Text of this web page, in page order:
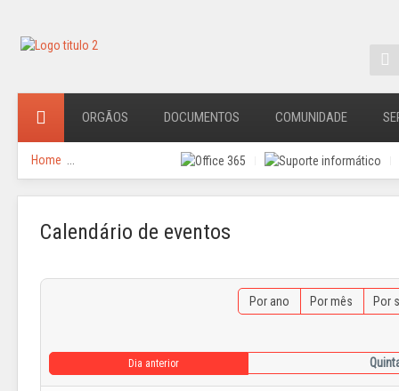
ORGÃOS DOCUMENTOS COMUNIDADE
Home
Calendário de eventos
Por ano Por mês Por
Dia anterior